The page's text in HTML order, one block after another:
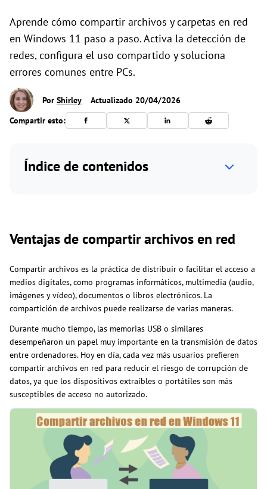
Aprende cómo compartir archivos y carpetas en red
en Windows 11 paso a paso. Activa la detección de
redes, configura el uso compartido y soluciona
errores comunes entre PCs.
Por Shirley
Actualizado 20/04/2026
Compartir esto:
Índice de contenidos
Ventajas de compartir archivos en red
Compartir archivos es la práctica de distribuir o facilitar el acceso a
medios digitales, como programas informáticos, multimedia (audio,
imágenes y vídeo), documentos o libros electrónicos. La
compartición de archivos puede realizarse de varias maneras.
Durante mucho tiempo, las memorias USB o similares
desempeñaron un papel muy importante en la transmisión de datos
entre ordenadores. Hoy en día, cada vez más usuarios prefieren
compartir archivos en red para reducir el riesgo de corrupción de
datos, ya que los dispositivos extraíbles o portátiles son más
susceptibles de acceso no autorizado.